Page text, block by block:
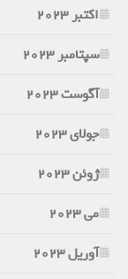
اکتبر 2023
سپتامبر 2023
آگوست 2023
جولای 2023
ژوئن 2023
می 2023
آوریل 2023